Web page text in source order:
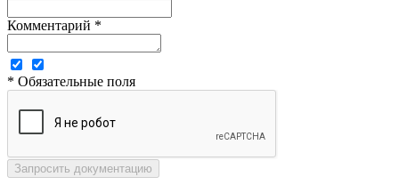
Комментарий *
* Обязательные поля